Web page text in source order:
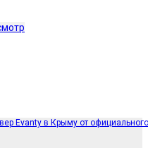
Evanty в Крыму от официального